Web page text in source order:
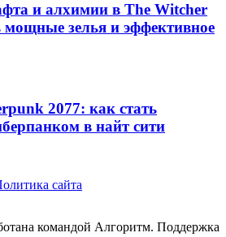
и алхимии в The Witcher
мощные зелья и эффективное
2077: как стать
в найт сити
сайта
командой Алгоритм. Поддержка